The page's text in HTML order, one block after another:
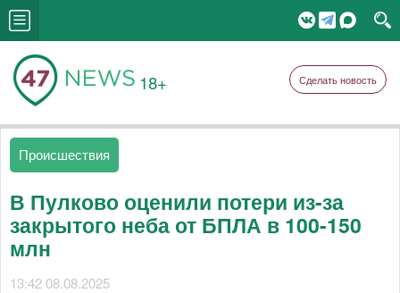
18+ Сделать новость
Происшествия
В Пулково оценили потери из-за
закрытого неба от БПЛА в 100-150
млн
13:42 08.08.2025